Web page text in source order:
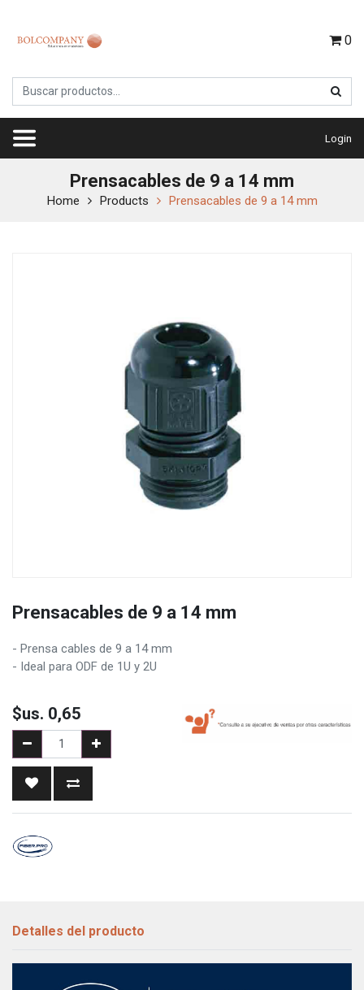
0
Login
Prensacables de 9 a 14 mm
Home Products Prensacables de 9 a 14 mm
Prensacables de 9 a 14 mm
- Prensa cables de 9 a 14 mm
- Ideal para ODF de 1U y 2U
$us. 0,65
Detalles del producto